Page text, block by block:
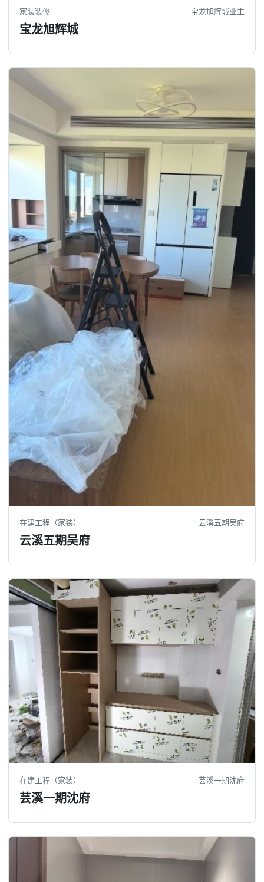
家装装修 宝龙旭辉城业主
宝龙旭辉城
在建工程（家装） 云溪五期吴府
云溪五期吴府
在建工程（家装） 芸溪一期沈府
芸溪一期沈府